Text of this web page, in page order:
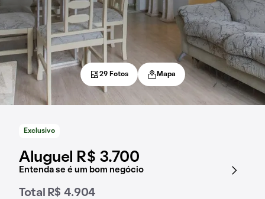
Exclusivo
Aluguel R$ 3.700
Entenda se é um bom negócio
Total R$ 4.904
29 Fotos Mapa